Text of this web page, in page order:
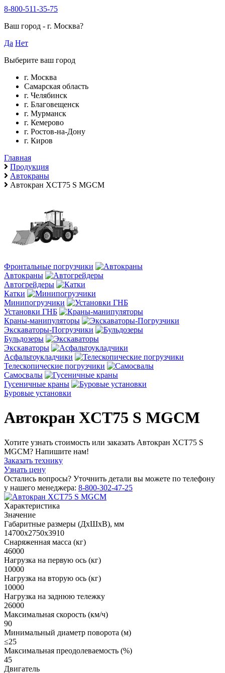
8-800-511-35-75
Ваш город - г. Москва?
Да Нет
Выберите ваш город
г. Москва
Самарская область
г. Челябинск
г. Благовещенск
г. Мурманск
г. Кемерово
г. Ростов-на-Дону
г. Киров
Главная
Продукция
Автокраны
Автокран XCT75 S MGCM
Фронтальные погрузчики
Автокраны
Автогрейдеры
Катки
Минипогрузчики
Установки ГНБ
Краны-манипуляторы
Экскаваторы-Погрузчики
Бульдозеры
Экскаваторы
Асфальтоукладчики
Телескопические погрузчики
Cамосвалы
Гусеничные краны
Буровые установки
Автокран XCT75 S MGCM
Хотите узнать стоимость или заказать Автокран XCT75 S
MGCM? Напишите нам!
Заказать технику
Узнать цену
Остались вопросы? Уточнить детали вы можете по телефону
у нашего менеджера: 8-800-302-47-25
Характеристика
Значение
Габаритные размеры (ДхШхВ), мм
14700х2750х3910
Снаряженная масса (кг)
46000
Нагрузка на первую ось (кг)
10000
Нагрузка на вторую ось (кг)
10000
Нагрузка на заднюю тележку
26000
Максимальная скорость (км/ч)
90
Минимальный диаметр поворота (м)
≤25
Максимальная преодолеваемость (%)
45
Двигатель